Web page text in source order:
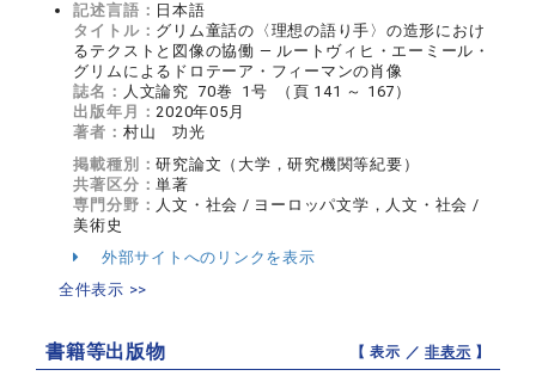
記述言語： 日本語
タイトル： グリム童話の〈理想の語り手〉の造形におけ
るテクストと図像の協働 ― ルートヴィヒ・エーミール・
グリムによるドロテーア・フィーマンの肖像
誌名： 人文論究 70巻 1号 （頁 141 ～ 167）
出版年月：2020年05月
著者： 村山 功光
掲載種別：研究論文（大学，研究機関等紀要）
共著区分：単著
専門分野： 人文・社会 / ヨーロッパ文学，人文・社会 /
美術史
外部サイトへのリンクを表示
全件表示 >>
書籍等出版物 【 表示 ／非表示 】